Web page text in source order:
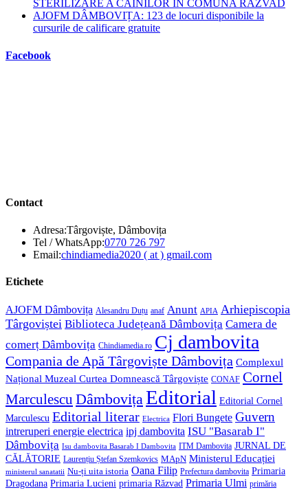
STERILIZARE A CÂINILOR ÎN COMUNA RĂZVAD
AJOFM DÂMBOVIȚA: 123 de locuri disponibile la
cursurile de calificare gratuite
Facebook
Contact
Adresa:Târgoviște, Dâmbovița
Tel / WhatsApp:0770 726 797Opens
in
Email:chindiamedia2020 ( at ) gmail.comOpens
Etichete
AJOFM Dâmbovița Alesandru Duțu anaf Anunt APIA Arhiepiscopia
Târgoviștei Biblioteca Județeană Dâmbovița Camera de
comerț Dâmbovița Chindiamedia.ro Cj dambovita
Compania de Apă Târgoviște Dâmbovița Complexul
Național Muzeal Curtea Domnească Târgoviște CONAF Cornel
Marculescu DâmbovițaEditorial Editorial Cornel
Marculescu Editorial literar Electrica Flori Bungete Guvern
intreruperi energie electrica ipj dambovita ISU "Basarab I"
Dâmbovița Isu dambovita Basarab I Dambovita ITM Dambovita JURNAL DE
CĂLĂTORIE Laurențiu Ștefan Szemkovics MApN Ministerul Educației
ministerul sanatatii Nu-ți uita istoria Oana Filip Prefectura dambovita Primaria
Dragodana Primaria Lucieni primaria Răzvad Primaria Ulmi primăria